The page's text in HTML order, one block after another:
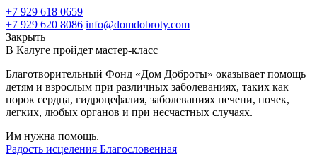
+7 929 618 0659
+7 929 620 8086 info@domdobroty.com
Закрыть +
В Калуге пройдет мастер-класс
Благотворительный Фонд «Дом Доброты» оказывает помощь
детям и взрослым при различных заболеваниях, таких как
порок сердца, гидроцефалия, заболеваниях печени, почек,
легких, любых органов и при несчастных случаях.
Им нужна помощь.
Радость исцеления Благословенная